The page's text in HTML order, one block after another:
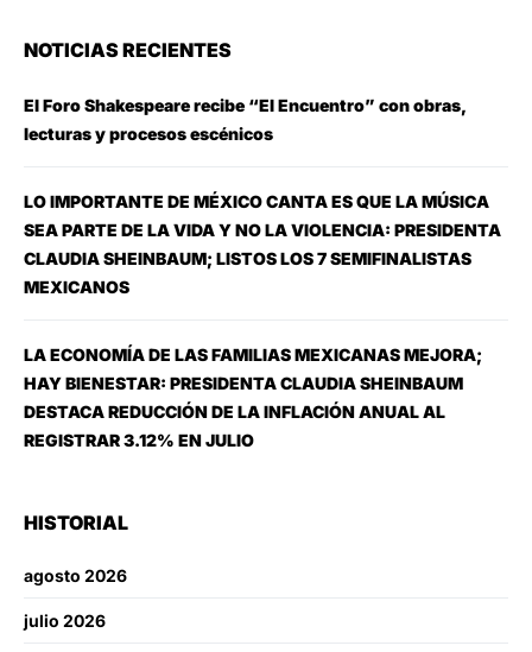
NOTICIAS RECIENTES
El Foro Shakespeare recibe “El Encuentro” con obras,
lecturas y procesos escénicos
LO IMPORTANTE DE MÉXICO CANTA ES QUE LA MÚSICA
SEA PARTE DE LA VIDA Y NO LA VIOLENCIA: PRESIDENTA
CLAUDIA SHEINBAUM; LISTOS LOS 7 SEMIFINALISTAS
MEXICANOS
LA ECONOMÍA DE LAS FAMILIAS MEXICANAS MEJORA;
HAY BIENESTAR: PRESIDENTA CLAUDIA SHEINBAUM
DESTACA REDUCCIÓN DE LA INFLACIÓN ANUAL AL
REGISTRAR 3.12% EN JULIO
HISTORIAL
agosto 2026
julio 2026